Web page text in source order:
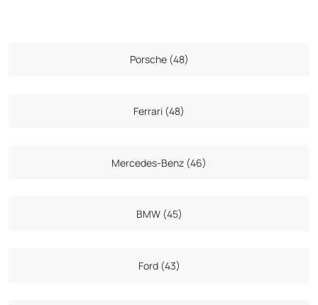
Porsche (48)
Ferrari (48)
Mercedes-Benz (46)
BMW (45)
Ford (43)